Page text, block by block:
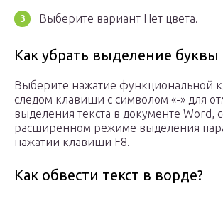
Выберите вариант Нет цвета.
Как убрать выделение буквы
Выберите нажатие функциональной
следом клавиши с символом «-» для
выделения текста в документе Word,
расширенном режиме выделения
нажатии клавиши F8.
Как обвести текст в ворде?